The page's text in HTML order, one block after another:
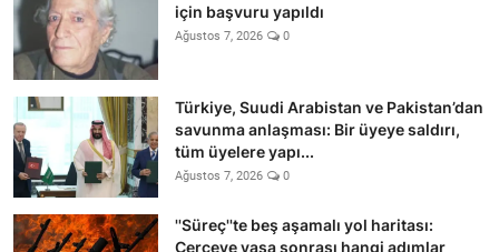
için başvuru yapıldı
Ağustos 7, 2026 0
Türkiye, Suudi Arabistan ve Pakistan’dan
savunma anlaşması: Bir üyeye saldırı,
tüm üyelere yapı...
Ağustos 7, 2026 0
''Süreç''te beş aşamalı yol haritası:
Çerçeve yasa sonrası hangi adımlar